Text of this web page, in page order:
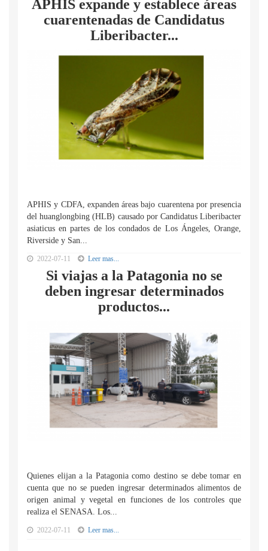
APHIS expande y establece áreas
cuarentenadas de Candidatus
Liberibacter...
APHIS y CDFA, expanden áreas bajo cuarentena por presencia
del huanglongbing (HLB) causado por Candidatus Liberibacter
asiaticus en partes de los condados de Los Ángeles, Orange,
Riverside y San...
2022-07-11 Leer mas...
Si viajas a la Patagonia no se
deben ingresar determinados
productos...
Quienes elijan a la Patagonia como destino se debe tomar en
cuenta que no se pueden ingresar determinados alimentos de
origen animal y vegetal en funciones de los controles que
realiza el SENASA. Los...
2022-07-11 Leer mas...